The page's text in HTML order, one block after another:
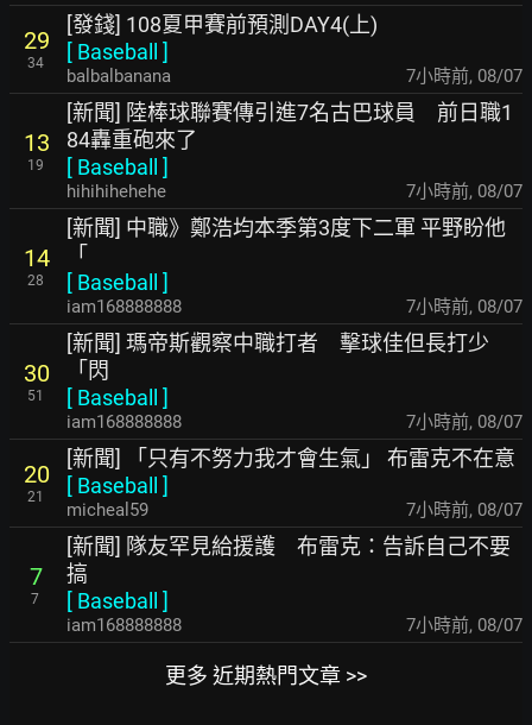
29
34
[發錢] 108夏甲賽前預測DAY4(上)
[ Baseball ]
balbalbanana 7小時前, 08/07
13
19
[新聞] 陸棒球聯賽傳引進7名古巴球員 前日職1
84轟重砲來了
[ Baseball ]
hihihihehehe 7小時前, 08/07
14
28
[新聞] 中職》鄭浩均本季第3度下二軍 平野盼他
「
[ Baseball ]
iam168888888 7小時前, 08/07
30
51
[新聞] 瑪帝斯觀察中職打者 擊球佳但長打少
「閃
[ Baseball ]
iam168888888 7小時前, 08/07
20
21
[新聞] 「只有不努力我才會生氣」 布雷克不在意
[ Baseball ]
micheal59 7小時前, 08/07
7
7
[新聞] 隊友罕見給援護 布雷克：告訴自己不要
搞
[ Baseball ]
iam168888888 7小時前, 08/07
更多 近期熱門文章 >>